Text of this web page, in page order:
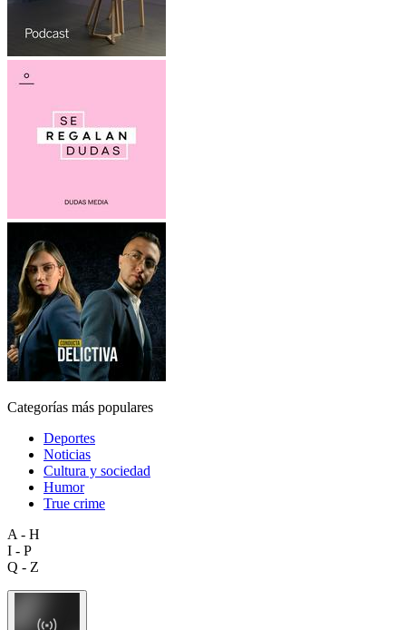
Categorías más populares
Deportes
Noticias
Cultura y sociedad
Humor
True crime
A - H
I - P
Q - Z